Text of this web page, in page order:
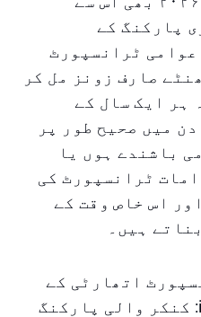
پارکنگ کے
ٹرانسپورٹ
اور جدید ۲۴ گھنٹے صارف زونز مل کر
ہر ایک سال کے
میں صحیح طور پر
باشندے ہوں یا
ٹرانسپورٹ کی
اس خاص وقت کے
ہیں۔
اتھارٹی کے
اعلان پر مبنی۔) img_alt: کنکر والی پارکنگ